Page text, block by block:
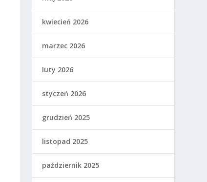
kwiecień 2026
marzec 2026
luty 2026
styczeń 2026
grudzień 2025
listopad 2025
październik 2025